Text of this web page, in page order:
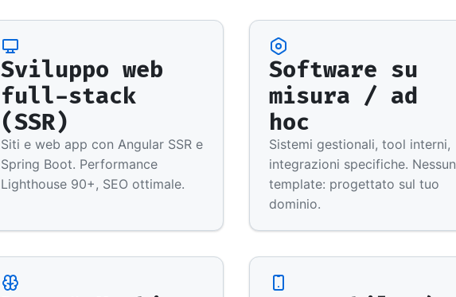
Sviluppo web
full-stack
(SSR)
Siti e web app con Angular SSR e
Spring Boot. Performance
Lighthouse 90+, SEO ottimale.
Software su
misura / ad
hoc
Sistemi gestionali, tool interni,
integrazioni specifiche. Nessun
template: progettato sul tuo
dominio.